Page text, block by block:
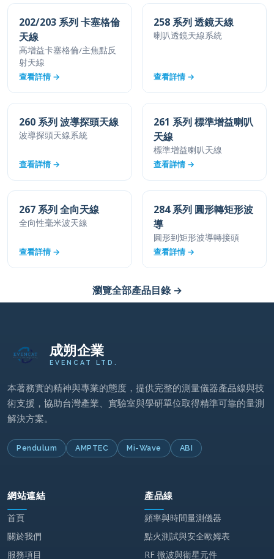
202/203 系列 卡塞格倫
天線
高增益卡塞格倫/主焦點反
射天線
查看詳情 →
258 系列 透鏡天線
喇叭透鏡天線系統
260 系列 波導探頭天線
波導探頭天線系統
261 系列 標準增益喇叭
天線
標準增益喇叭天線
查看詳情 →
267 系列 全向天線
全向性毫米波天線
284 系列 圓形轉矩形波
導
圓形到矩形波導轉接頭
查看詳情 →
EVENCAT LTD.
術支援，協助台灣產業、實驗室與學研單位取得精準可靠的量測
解決方案。
首頁
關於我們
服務項目
頻率與時間量測儀器
點火測試與安全歐姆表
RF 微波與衛星元件